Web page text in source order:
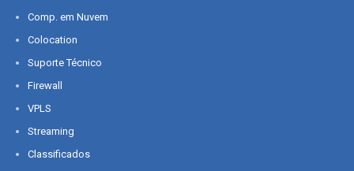
Comp. em Nuvem
Colocation
Suporte Técnico
Firewall
VPLS
Streaming
Classificados